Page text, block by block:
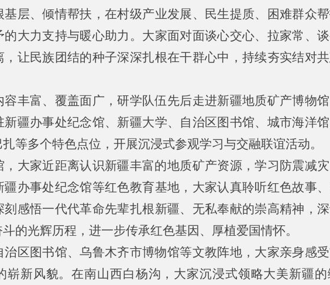
层、倾情帮扶，在村级产业发展、民生提质、困难群众
大力支持与暖心助力。大家面对面谈心交心、拉家常、
让民族团结的种子深深扎根在干群心中，持续夯实结对
容丰富、覆盖面广，研学队伍先后走进新疆地质矿产博物
疆办事处纪念馆、新疆大学、自治区图书馆、城市海洋
等多个特色点位，开展沉浸式参观学习与交融联谊活动。
，大家近距离认识新疆丰富的地质矿产资源，学习防震减
疆办事处纪念馆等红色教育基地，大家认真聆听红色故事
感悟一代代革命先辈扎根新疆、无私奉献的崇高精神，
的光辉历程，进一步传承红色基因、厚植爱国情怀。
治区图书馆、乌鲁木齐市博物馆等文教阵地，大家亲身感
崭新风貌。在南山西白杨沟，大家沉浸式领略大美新疆